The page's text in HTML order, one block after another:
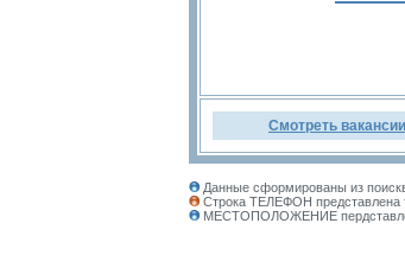
Смотреть
Данные сформированы из
Строка ТЕЛЕФОН представлена
МЕСТОПОЛОЖЕНИЕ пердставлено